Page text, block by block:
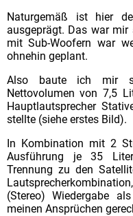
Naturgemäß ist hier
ausgeprägt. Das war
mit Sub-Woofern war
ohnehin geplant.
Also baute ich mir
Nettovolumen von 7,5
Hauptlautsprecher
stellte (siehe erstes Bild).
In Kombination mit 2
Ausführung je 35
Trennung zu den
(Stereo) Wiedergabe
meinen Ansprüchen